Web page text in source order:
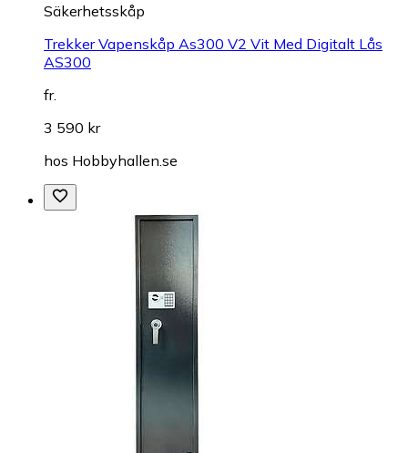
Säkerhetsskåp
Trekker Vapenskåp As300 V2 Vit Med Digitalt Lås
AS300
fr.
3 590 kr
hos Hobbyhallen.se